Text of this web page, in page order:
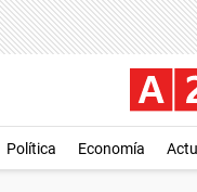
Política Economía